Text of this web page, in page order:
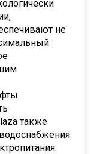
не
также